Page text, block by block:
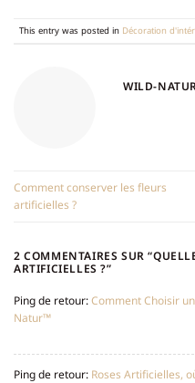
This entry was posted in Décoration
WILD-
Comment conserver les fleurs
artificielles ?
2 COMMENTAIRES SUR “
ARTIFICIELLES ?”
Ping de retour:Comment Choisir
Natur™
Ping de retour: Roses Artificielles,